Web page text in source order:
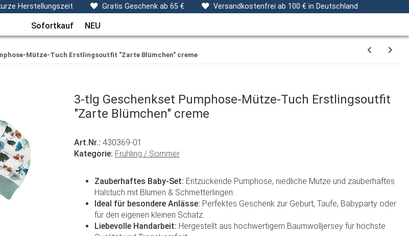
Herstellungszeit Gratis Geschenk ab 65 € Versandkostenfrei ab 100 € in Deutschland
Co Themen Sets Frühchenkleidung Stoffe Gutscheine Verpackungsservice
Sofortkauf NEU
Mütze-Tuch Erstlingsoutfit "Zarte Blümchen" creme
3-tlg Geschenkset Pumphose-Mütze-Tuch Erstlingsoutfit
"Zarte Blümchen" creme
Art.Nr.: 430369-01
Kategorie: Frühling / Sommer
Zauberhaftes Baby-Set: Entzückende Pumphose, niedliche Mütze und zauberhaftes
Halstuch mit Blumen & Schmetterlingen.
Ideal für besondere Anlässe: Perfektes Geschenk zur Geburt, Taufe, Babyparty oder
für den eigenen kleinen Schatz.
Liebevolle Handarbeit: Hergestellt aus hochwertigem Baumwolljersey für höchste